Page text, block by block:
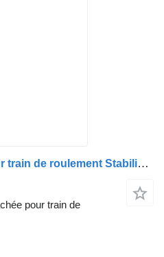
Autre pièce détachée pour train de roulement Stabilizator pidvisky zadnii 1972552 pour tracteur routier DAF XF106 CF85
pour train de